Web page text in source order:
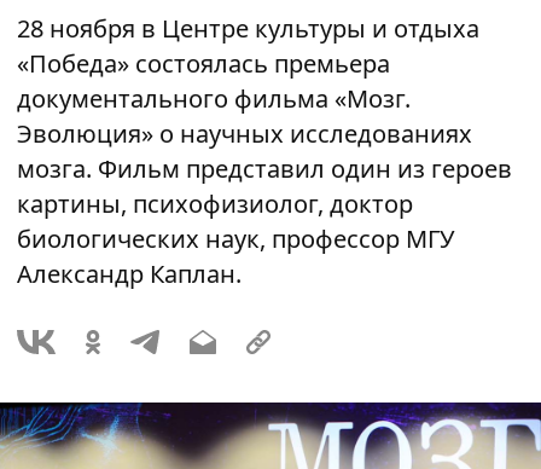
28 ноября в Центре культуры и отдыха
«Победа» состоялась премьера
документального фильма «Мозг.
Эволюция» о научных исследованиях
мозга. Фильм представил один из героев
картины, психофизиолог, доктор
биологических наук, профессор МГУ
Александр Каплан.